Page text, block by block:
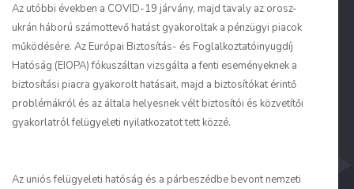
Az utóbbi években a COVID-19 járvány, majd tavaly az orosz-
ukrán háború számottevő hatást gyakoroltak a pénzügyi piacok
működésére. Az Európai Biztosítás- és Foglalkoztatóinyugdíj
Hatóság (EIOPA) fókuszáltan vizsgálta a fenti eseményeknek a
biztosítási piacra gyakorolt hatásait, majd a biztosítókat érintő
problémákról és az általa helyesnek vélt biztosítói és közvetítői
gyakorlatról felügyeleti nyilatkozatot tett közzé.
Az uniós felügyeleti hatóság és a párbeszédbe bevont nemzeti